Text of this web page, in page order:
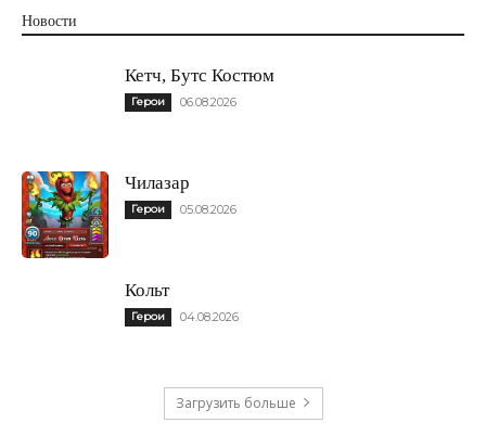
Новости
Кетч, Бутс Костюм
Герои 06.08.2026
Чилазар
Герои 05.08.2026
Кольт
Герои 04.08.2026
Загрузить больше